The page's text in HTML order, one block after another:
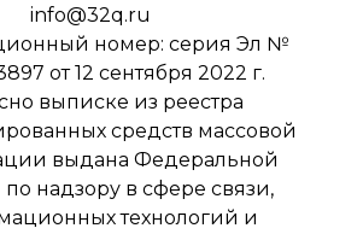
info@32q.ru
номер: серия Эл №
от 12 сентября 2022 г.
выписке из реестра
средств массовой
выдана Федеральной
надзору в сфере связи,
технологий и